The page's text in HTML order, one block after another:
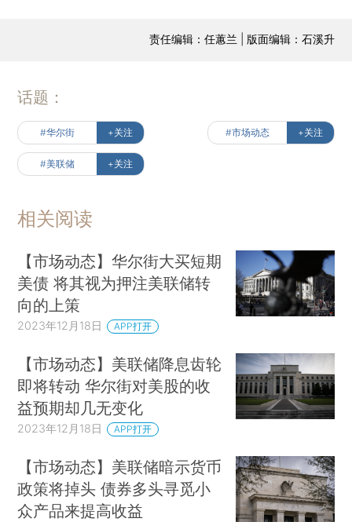
责任编辑：任蕙兰 | 版面编辑：石溪升
话题：
#华尔街 +关注 #市场动态 +关注
#美联储 +关注
相关阅读
【市场动态】华尔街大买短期
美债 将其视为押注美联储转
向的上策
2023年12月18日 APP打开
【市场动态】美联储降息齿轮
即将转动 华尔街对美股的收
益预期却几无变化
2023年12月18日 APP打开
【市场动态】美联储暗示货币
政策将掉头 债券多头寻觅小
众产品来提高收益